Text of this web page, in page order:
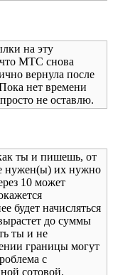
на эту
МТС снова
вернула после
нет времени
не оставлю.
ты и пишешь, от
нужен(ы) их нужно
10 может
будет начисляться
до суммы
ты и не
границы могут
с
сотовой.